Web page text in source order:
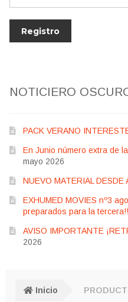
NOTICIERO
PACK VERANO
En Junio número extra de
mayo 2026
NUEVO MATERIAL DESDE
EXHUMED MOVIES nº3
preparados para la
AVISO IMPORTANTE
2026
Inicio